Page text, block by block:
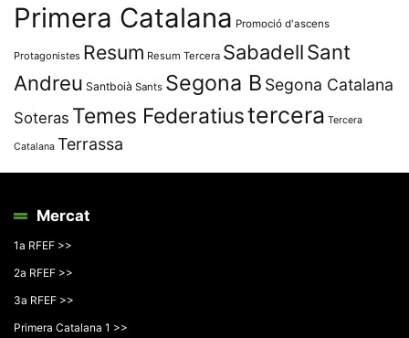
Primera Catalana Promoció d'ascens
Protagonistes Resum Resum Tercera SabadellSant
Andreu Santboià Sants Segona B Segona Catalana
Soteras Temes Federatiustercera Tercera
Catalana Terrassa
Mercat
1a RFEF >>
2a RFEF >>
3a RFEF >>
Primera Catalana 1 >>